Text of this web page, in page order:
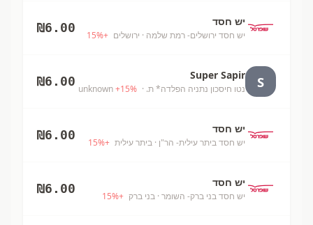
יש חסד
יש חסד ירושלים- רמת שלמה · ירושלים +
15%
₪6.00
S
Super Sapir
נטו חיסכון נתניה הפלדה* ת. · unknown
+15%
₪6.00
יש חסד
יש חסד ביתר עילית- הר"ן · ביתר עילית +
15%
₪6.00
יש חסד
יש חסד בני ברק- השומר · בני ברק +
15%
₪6.00